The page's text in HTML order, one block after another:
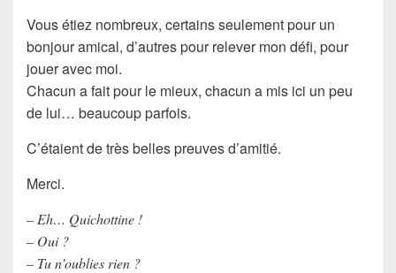
Vous étiez nombreux, certains seulement pour un
bonjour amical, d’autres pour relever mon défi, pour
jouer avec moi.
Chacun a fait pour le mieux, chacun a mis ici un peu
de lui… beaucoup parfois.
C’étaient de très belles preuves d’amitié.
Merci.
– Eh… Quichottine !
– Oui ?
– Tu n’oublies rien ?